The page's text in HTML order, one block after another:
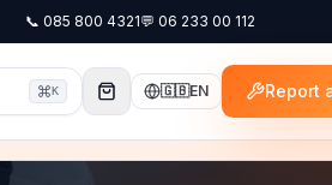
📞 085 800 4321💬 06 233 00 112
K 🇬🇧EN Report